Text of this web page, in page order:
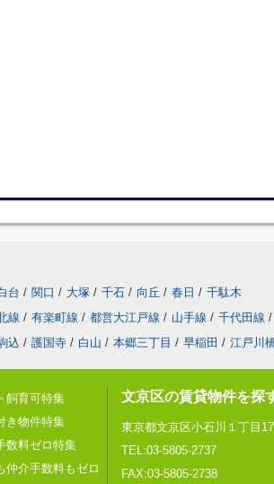
台 / 関口 / 大塚 / 千石 / 向丘 / 春日 / 千駄木
線 / 有楽町線 / 都営大江戸線 / 山手線 / 千代田線 /
込 / 護国寺 / 白山 / 本郷三丁目 / 早稲田 / 江戸川
飼育可特集
き物件特集
数料ゼロ特集
仲介手数料もゼロ
文京区の賃貸物件を探
東京都文京区小石川１丁目
TEL:03-5805-2737
FAX:03-5805-2738